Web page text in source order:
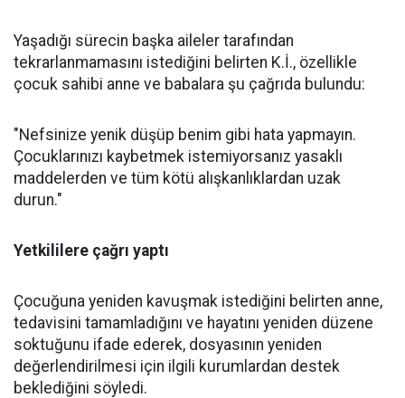
Yaşadığı sürecin başka aileler tarafından
tekrarlanmamasını istediğini belirten K.İ., özellikle
çocuk sahibi anne ve babalara şu çağrıda bulundu:
"Nefsinize yenik düşüp benim gibi hata yapmayın.
Çocuklarınızı kaybetmek istemiyorsanız yasaklı
maddelerden ve tüm kötü alışkanlıklardan uzak
durun."
Yetkililere çağrı yaptı
Çocuğuna yeniden kavuşmak istediğini belirten anne,
tedavisini tamamladığını ve hayatını yeniden düzene
soktuğunu ifade ederek, dosyasının yeniden
değerlendirilmesi için ilgili kurumlardan destek
beklediğini söyledi.